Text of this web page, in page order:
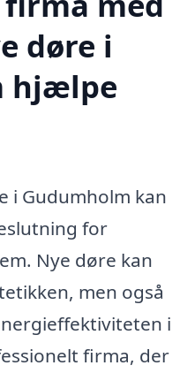
døre i
hjælpe
i Gudumholm kan
for
Nye døre kan
men også
i
firma, der